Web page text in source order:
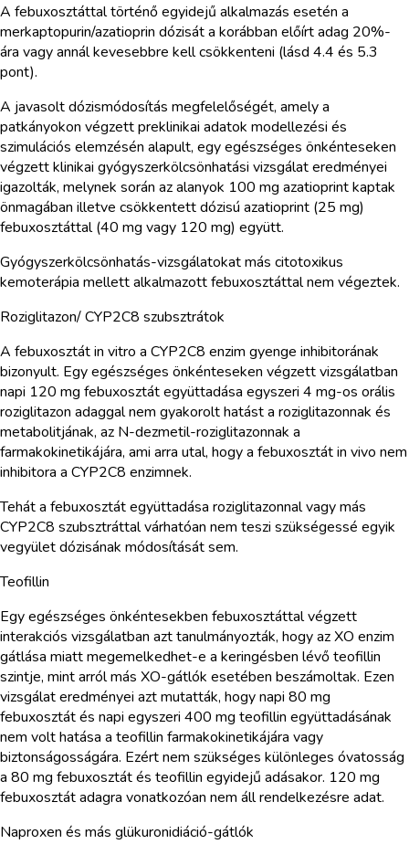
A febuxosztáttal történő egyidejű alkalmazás esetén a
merkaptopurin/azatioprin dózisát a korábban előírt adag 20%-
ára vagy annál kevesebbre kell csökkenteni (lásd 4.4 és 5.3
pont).
A javasolt dózismódosítás megfelelőségét, amely a
patkányokon végzett preklinikai adatok modellezési és
szimulációs elemzésén alapult, egy egészséges önkénteseken
végzett klinikai gyógyszerkölcsönhatási vizsgálat eredményei
igazolták, melynek során az alanyok 100 mg azatioprint kaptak
önmagában illetve csökkentett dózisú azatioprint (25 mg)
febuxosztáttal (40 mg vagy 120 mg) együtt.
Gyógyszerkölcsönhatás-vizsgálatokat más citotoxikus
kemoterápia mellett alkalmazott febuxosztáttal nem végeztek.
Roziglitazon/ CYP2C8 szubsztrátok
A febuxosztát in vitro a CYP2C8 enzim gyenge inhibitorának
bizonyult. Egy egészséges önkénteseken végzett vizsgálatban
napi 120 mg febuxosztát együttadása egyszeri 4 mg-os orális
roziglitazon adaggal nem gyakorolt hatást a roziglitazonnak és
metabolitjának, az N-dezmetil-roziglitazonnak a
farmakokinetikájára, ami arra utal, hogy a febuxosztát in vivo nem
inhibitora a CYP2C8 enzimnek.
Tehát a febuxosztát együttadása roziglitazonnal vagy más
CYP2C8 szubsztráttal várhatóan nem teszi szükségessé egyik
vegyület dózisának módosítását sem.
Teofillin
Egy egészséges önkéntesekben febuxosztáttal végzett
interakciós vizsgálatban azt tanulmányozták, hogy az XO enzim
gátlása miatt megemelkedhet-e a keringésben lévő teofillin
szintje, mint arról más XO-gátlók esetében beszámoltak. Ezen
vizsgálat eredményei azt mutatták, hogy napi 80 mg
febuxosztát és napi egyszeri 400 mg teofillin együttadásának
nem volt hatása a teofillin farmakokinetikájára vagy
biztonságosságára. Ezért nem szükséges különleges óvatosság
a 80 mg febuxosztát és teofillin egyidejű adásakor. 120 mg
febuxosztát adagra vonatkozóan nem áll rendelkezésre adat.
Naproxen és más glükuronidiáció-gátlók